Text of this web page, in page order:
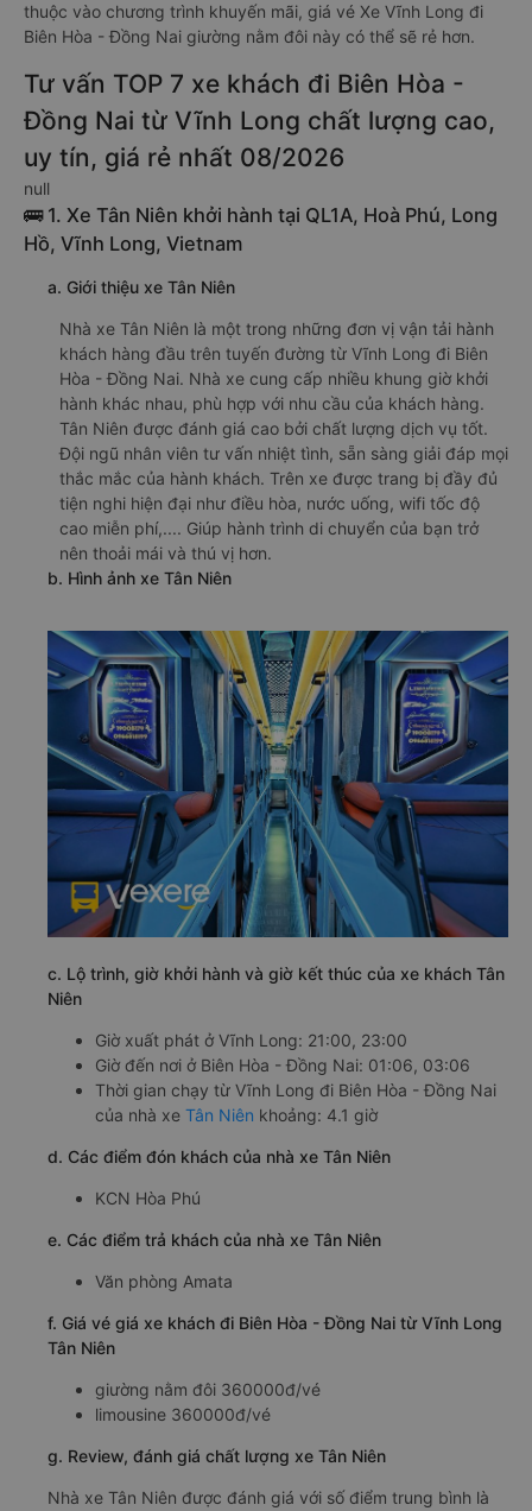
thuộc vào chương trình khuyến mãi, giá vé Xe Vĩnh Long đi
Biên Hòa - Đồng Nai giường nằm đôi này có thể sẽ rẻ hơn.
Tư vấn TOP 7 xe khách đi Biên Hòa -
Đồng Nai từ Vĩnh Long chất lượng cao,
uy tín, giá rẻ nhất 08/2026
null
🚌 1. Xe Tân Niên khởi hành tại QL1A, Hoà Phú, Long
Hồ, Vĩnh Long, Vietnam
a. Giới thiệu xe Tân Niên
Nhà xe Tân Niên là một trong những đơn vị vận tải hành
khách hàng đầu trên tuyến đường từ Vĩnh Long đi Biên
Hòa - Đồng Nai. Nhà xe cung cấp nhiều khung giờ khởi
hành khác nhau, phù hợp với nhu cầu của khách hàng.
Tân Niên được đánh giá cao bởi chất lượng dịch vụ tốt.
Đội ngũ nhân viên tư vấn nhiệt tình, sẵn sàng giải đáp mọi
thắc mắc của hành khách. Trên xe được trang bị đầy đủ
tiện nghi hiện đại như điều hòa, nước uống, wifi tốc độ
cao miễn phí,.... Giúp hành trình di chuyển của bạn trở
nên thoải mái và thú vị hơn.
b. Hình ảnh xe Tân Niên
c. Lộ trình, giờ khởi hành và giờ kết thúc của xe khách Tân
Niên
Giờ xuất phát ở Vĩnh Long: 21:00, 23:00
Giờ đến nơi ở Biên Hòa - Đồng Nai: 01:06, 03:06
Thời gian chạy từ Vĩnh Long đi Biên Hòa - Đồng Nai
của nhà xe Tân Niên khoảng: 4.1 giờ
d. Các điểm đón khách của nhà xe Tân Niên
KCN Hòa Phú
e. Các điểm trả khách của nhà xe Tân Niên
Văn phòng Amata
f. Giá vé giá xe khách đi Biên Hòa - Đồng Nai từ Vĩnh Long
Tân Niên
giường nằm đôi 360000đ/vé
limousine 360000đ/vé
g. Review, đánh giá chất lượng xe Tân Niên
Nhà xe Tân Niên được đánh giá với số điểm trung bình là